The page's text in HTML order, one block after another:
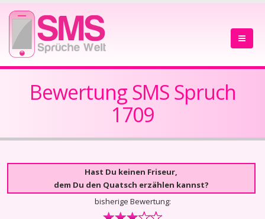
Bewertung SMS Spruch
1709
Hast Du keinen Friseur,
dem Du den Quatsch erzählen kannst?
bisherige Bewertung: